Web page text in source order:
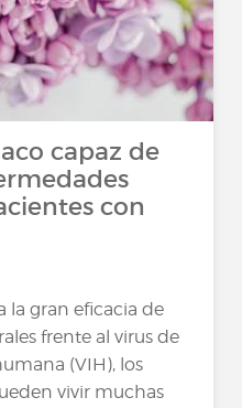
capaz de
con
la gran eficacia de
frente al virus de
(VIH), los
vivir muchas